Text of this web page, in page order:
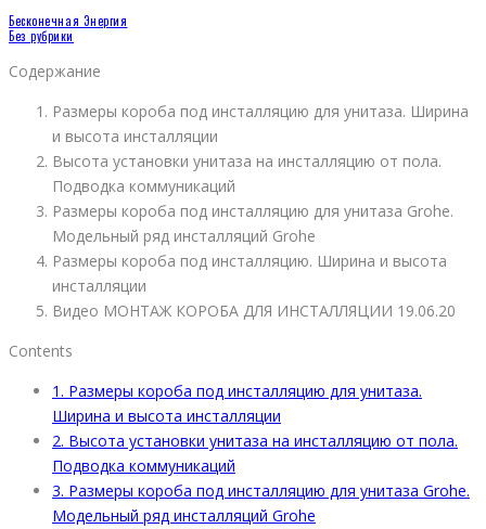
Бесконечная Энергия
Без рубрики
Содержание
Размеры короба под инсталляцию для унитаза. Ширина
и высота инсталляции
Высота установки унитаза на инсталляцию от пола.
Подводка коммуникаций
Размеры короба под инсталляцию для унитаза Grohe.
Модельный ряд инсталляций Grohe
Размеры короба под инсталляцию. Ширина и высота
инсталляции
Видео МОНТАЖ КОРОБА ДЛЯ ИНСТАЛЛЯЦИИ 19.06.20
Contents
1. Размеры короба под инсталляцию для унитаза.
Ширина и высота инсталляции
2. Высота установки унитаза на инсталляцию от пола.
Подводка коммуникаций
3. Размеры короба под инсталляцию для унитаза Grohe.
Модельный ряд инсталляций Grohe